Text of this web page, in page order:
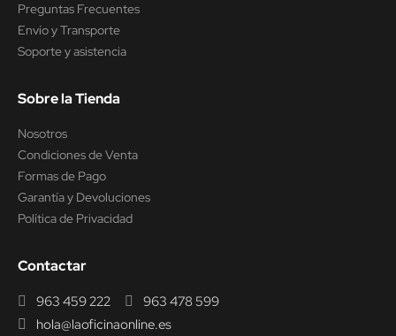
Preguntas Frecuentes
Envío y Transporte
Soporte y asistencia
Sobre la Tienda
Nosotros
Condiciones de Venta
Formas de Pago
Garantía y Devoluciones
Política de Privacidad
Contactar
963 459 222
963 478 599
hola@laoficinaonline.es